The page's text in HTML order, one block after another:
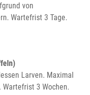
von
Wartefrist 3 Tage.
Larven. Maximal
3 Wochen.